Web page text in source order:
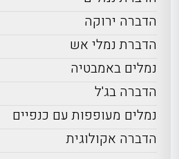
הדברה ירוקה
הדברת נמלי אש
נמלים באמבטיה
הדברה בג'ל
נמלים מעופפות עם כנפיים
הדברה אקולוגית